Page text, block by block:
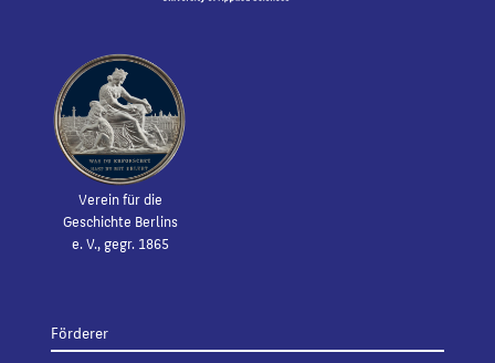
Verein für die
Geschichte Berlins
e. V., gegr. 1865
Förderer